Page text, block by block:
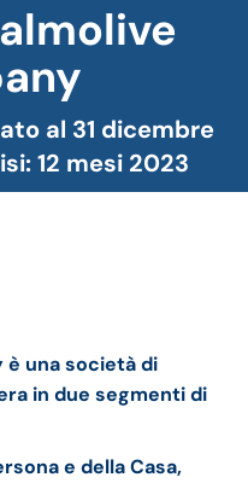
al 31 dicembre
12 mesi 2023
è una società di
in due segmenti di
e della Casa,